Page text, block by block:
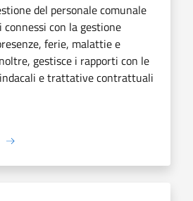
del personale comunale
con la gestione
ferie, malattie e
gestisce i rapporti con le
e trattative contrattuali